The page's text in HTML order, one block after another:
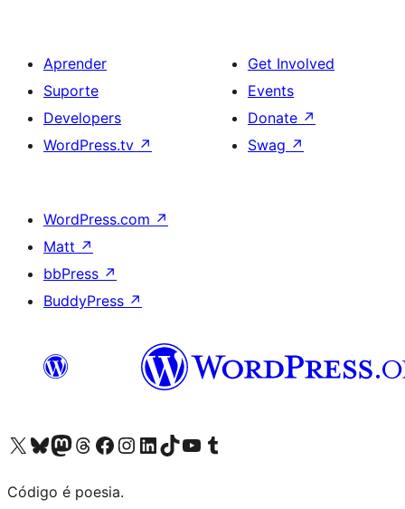
Aprender
Suporte
Developers
WordPress.tv ↗
Get Involved
Events
Donate ↗
Swag ↗
WordPress.com ↗
Matt ↗
bbPress ↗
BuddyPress ↗
Visite a nossa conta X (antigo Twitter)
Visit our Bluesky account
Visit our Mastodon account
Visit our Threads account
Visite a nossa página do Facebook
Visite a nossa conta no Instagram
Visite a nossa conta no LinkedIn
Visit our TikTok account
Visit our YouTube channel
Visit our Tumblr account
Código é poesia.